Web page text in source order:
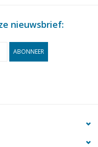
nieuwsbrief:
ABONNEER